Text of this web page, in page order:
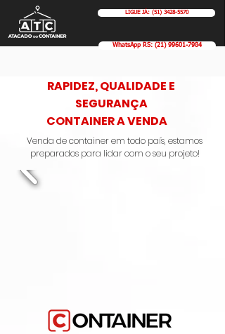
LIGUE JÁ: (51) 3428-5570
WhatsApp RS: (21) 99601-7984
RAPIDEZ, QUALIDADE E
SEGURANÇA
CONTAINER A VENDA
Venda de container em todo país, estamos
preparados para lidar com o seu projeto!